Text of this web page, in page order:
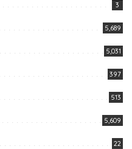
3
5,689
5,031
397
513
5,609
22